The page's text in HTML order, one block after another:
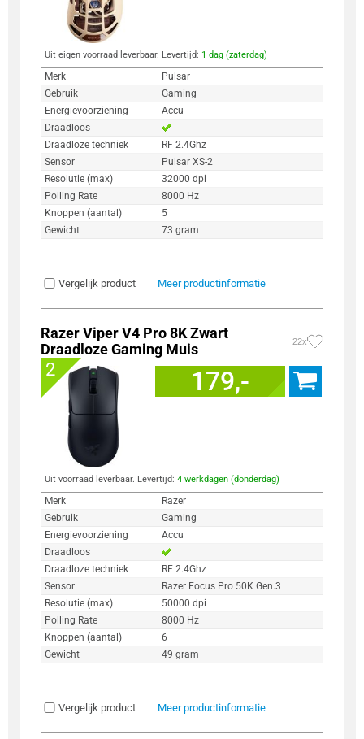
Uit eigen voorraad leverbaar. Levertijd: 1 dag (zaterdag)
Merk
Pulsar
Gebruik
Gaming
Energievoorziening
Accu
Draadloos
Draadloze techniek
RF 2.4Ghz
Sensor
Pulsar XS-2
Resolutie (max)
32000 dpi
Polling Rate
8000 Hz
Knoppen (aantal)
5
Gewicht
73 gram
Vergelijk product Meer productinformatie
Razer Viper V4 Pro 8K Zwart
Draadloze Gaming Muis
22x
2 179,-
Uit voorraad leverbaar. Levertijd: 4 werkdagen (donderdag)
Merk
Razer
Gebruik
Gaming
Energievoorziening
Accu
Draadloos
Draadloze techniek
RF 2.4Ghz
Sensor
Razer Focus Pro 50K Gen.3
Resolutie (max)
50000 dpi
Polling Rate
8000 Hz
Knoppen (aantal)
6
Gewicht
49 gram
Vergelijk product Meer productinformatie